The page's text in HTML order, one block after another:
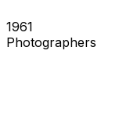
1961
Photographers